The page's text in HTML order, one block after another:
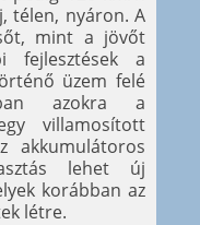
télen, nyáron. A
mint a jövőt
fejlesztések a
üzem felé
azokra a
villamosított
akkumulátoros
lehet új
korábban az
létre.